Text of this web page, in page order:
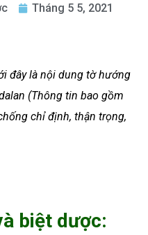
Tháng 5 5, 2021
đây là nội dung tờ hướng
(Thông tin bao gồm
chỉ định, thận trọng,
biệt dược: